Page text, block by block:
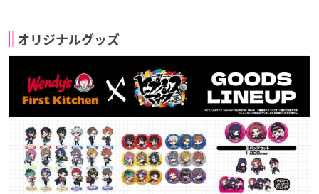
オリジナルグッズ